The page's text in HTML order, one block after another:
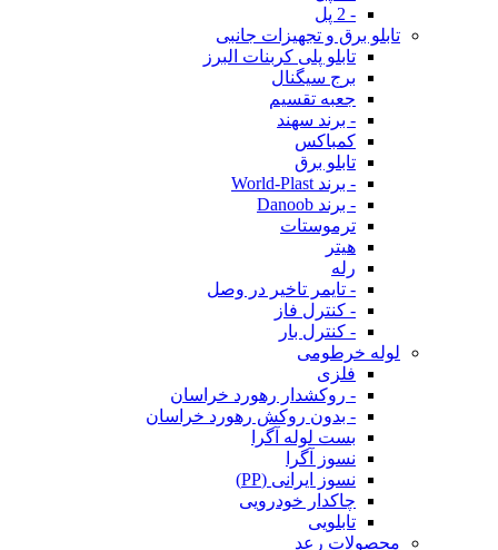
- 2 پل
تابلو برق و تجهیزات جانبی
تابلو پلی کربنات البرز
برج سیگنال
جعبه تقسیم
- برند سهند
کمباکس
تابلو برق
- برند World-Plast
- برند Danoob
ترموستات
هیتر
رله
- تایمر تاخیر در وصل
- کنترل فاز
- کنترل بار
لوله خرطومی
فلزی
- روکشدار رهورد خراسان
- بدون روکش رهورد خراسان
بست لوله آگرا
نسوز آگرا
نسوز ایرانی (PP)
چاکدار خودرویی
تابلویی
محصولات رعد